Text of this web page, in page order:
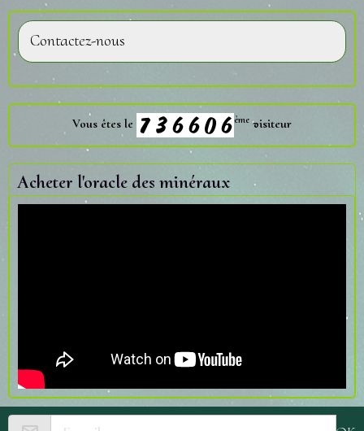
Contactez-nous
Vous êtes le ème visiteur
Acheter l'oracle des minéraux